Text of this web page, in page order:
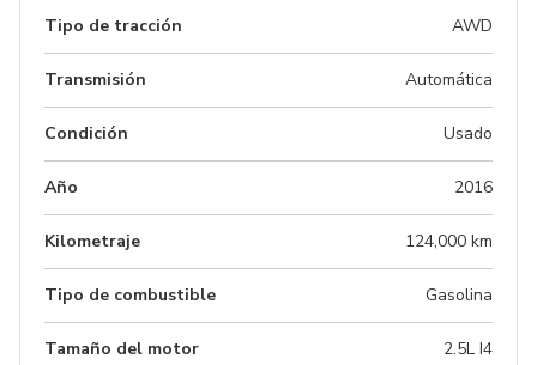
Tipo de tracción AWD
Transmisión Automática
Condición Usado
Año 2016
Kilometraje 124,000 km
Tipo de combustible Gasolina
Tamaño del motor 2.5L I4